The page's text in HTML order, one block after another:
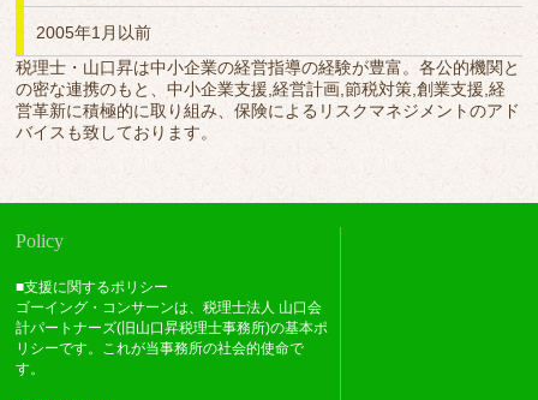
2005年1月以前
税理士・山口昇は中小企業の経営指導の経験が豊富。各公的機関と
の密な連携のもと、中小企業支援,経営計画,節税対策,創業支援,経
営革新に積極的に取り組み、保険によるリスクマネジメントのアド
バイスも致しております。
Policy
■支援に関するポリシー
ゴーイング・コンサーンは、税理士法人 山口会
計パートナーズ(旧山口昇税理士事務所)の基本ポ
リシーです。これが当事務所の社会的使命で
す。